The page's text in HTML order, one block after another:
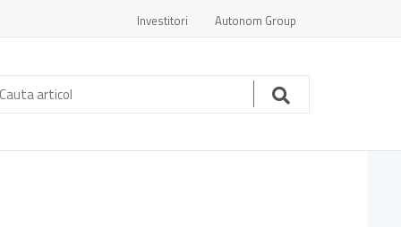
Investitori Autonom Group
Cauta